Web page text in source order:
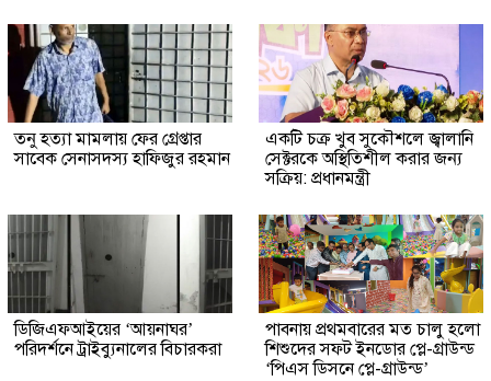
তনু হত্যা মামলায় ফের গ্রেপ্তার
সাবেক সেনাসদস্য হাফিজুর রহমান
একটি চক্র খুব সুকৌশলে জ্বালানি
সেক্টরকে অস্থিতিশীল করার জন্য
সক্রিয়: প্রধানমন্ত্রী
ডিজিএফআইয়ের ‘আয়নাঘর’
পরিদর্শনে ট্রাইব্যুনালের বিচারকরা
পাবনায় প্রথমবারের মত চালু হলো
শিশুদের সফট ইনডোর প্লে-গ্রাউন্ড
‘পিএস ডিসনে প্লে-গ্রাউন্ড’